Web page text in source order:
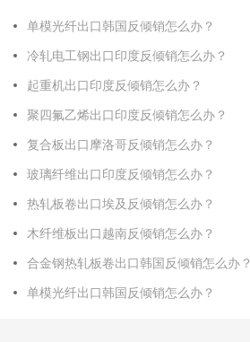
单模光纤出口韩国反倾销怎么办？
冷轧电工钢出口印度反倾销怎么办？
起重机出口印度反倾销怎么办？
聚四氟乙烯出口印度反倾销怎么办？
复合板出口摩洛哥反倾销怎么办？
玻璃纤维出口印度反倾销怎么办？
热轧板卷出口埃及反倾销怎么办？
木纤维板出口越南反倾销怎么办？
合金钢热轧板卷出口韩国反倾销怎么办？
单模光纤出口韩国反倾销怎么办？